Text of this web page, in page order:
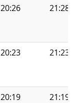
20:26 21:28
20:23 21:23
20:19 21:19